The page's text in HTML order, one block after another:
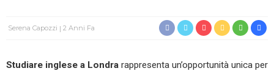
Serena Capozzi 2 Anni Fa
Studiare inglese a Londra rappresenta un’opportunità unica per